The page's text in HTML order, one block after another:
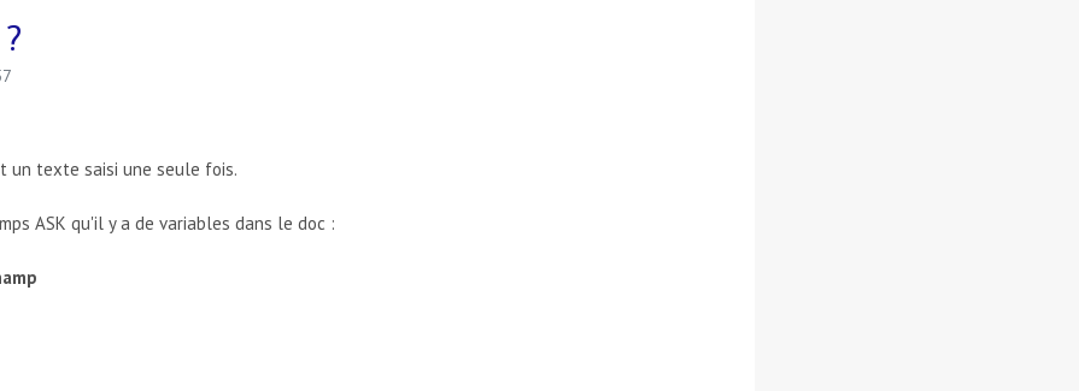
un texte saisi une seule fois.
ASK qu'il y a de variables dans le doc :